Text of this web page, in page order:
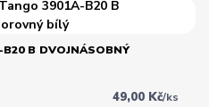
B DVOJNÁSOBNÝ
49,00 Kč/ks